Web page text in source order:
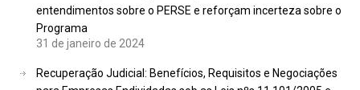
entendimentos sobre o PERSE e reforçam incerteza sobre o
Programa
31 de janeiro de 2024
Recuperação Judicial: Benefícios, Requisitos e Negociações